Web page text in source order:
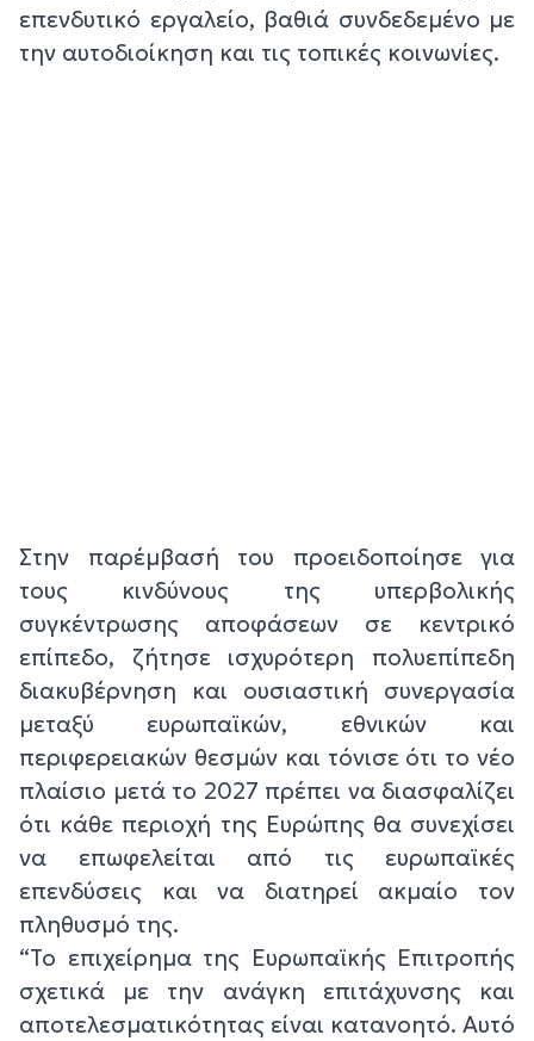
επενδυτικό εργαλείο, βαθιά συνδεδεμένο με
την αυτοδιοίκηση και τις τοπικές κοινωνίες.
Στην παρέμβασή του προειδοποίησε για
τους κινδύνους της υπερβολικής
συγκέντρωσης αποφάσεων σε κεντρικό
επίπεδο, ζήτησε ισχυρότερη πολυεπίπεδη
διακυβέρνηση και ουσιαστική συνεργασία
μεταξύ ευρωπαϊκών, εθνικών και
περιφερειακών θεσμών και τόνισε ότι το νέο
πλαίσιο μετά το 2027 πρέπει να διασφαλίζει
ότι κάθε περιοχή της Ευρώπης θα συνεχίσει
να επωφελείται από τις ευρωπαϊκές
επενδύσεις και να διατηρεί ακμαίο τον
πληθυσμό της.
“Το επιχείρημα της Ευρωπαϊκής Επιτροπής
σχετικά με την ανάγκη επιτάχυνσης και
αποτελεσματικότητας είναι κατανοητό. Αυτό